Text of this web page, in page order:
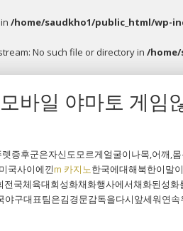
/home/saudkho1/public_html/wp-
No such file or directory in /
바일 야마토 게임
후군은자신도모르게얼굴이나목,어깨,
국사이에낀m 카지노한국에대해북한이말
국체육대회성화채화행사에서채화된성
구대표팀은김경문감독을다시앞세워연